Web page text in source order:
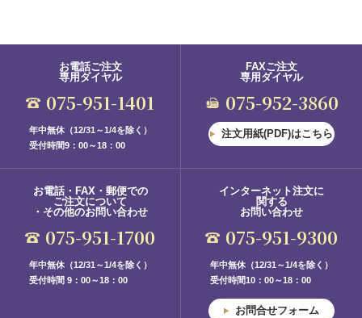
お電話ご注文
専用ダイヤル
075-951-1401
年中無休（12/31～1/4を除く）
受付時間9：00～18：00
FAXご注文
専用ダイヤル
075-952-3860
注文用紙(PDF)はこちら
お電話・FAX・郵便での
ご注文について
・その他のお問い合わせ
075-951-1700
年中無休（12/31～1/4を除く）
受付時間 9：00～18：00
インターネット注文に
関する
お問い合わせ
075-951-9300
年中無休（12/31～1/4を除く）
受付時間10：00～18：00
お問合せフォーム